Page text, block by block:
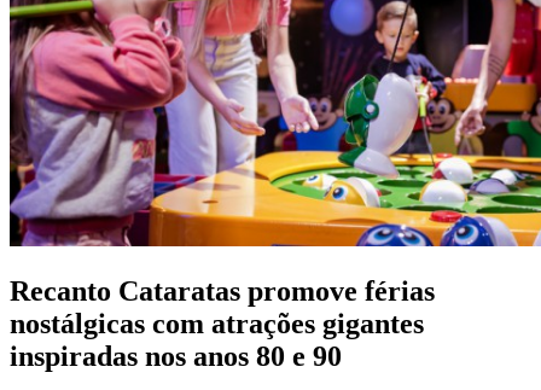
Recanto Cataratas promove férias
nostálgicas com atrações gigantes
inspiradas nos anos 80 e 90